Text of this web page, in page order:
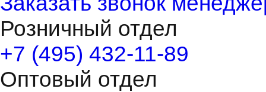
Розничный отдел
+7 (495) 432-11-89
Оптовый отдел